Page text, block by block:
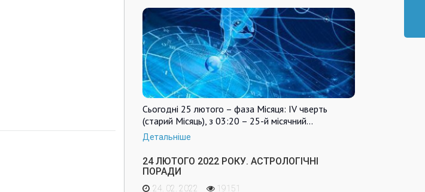
Сьогодні 25 лютого – фаза Місяця: IV чверть
(старий Місяць), з 03:20 – 25-й місячний…
Детальніше
24 ЛЮТОГО 2022 РОКУ. АСТРОЛОГІЧНІ
ПОРАДИ
24. 02. 2022 19151